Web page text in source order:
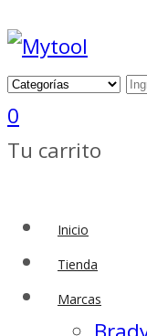
0
Tu carrito
Inicio
Tienda
Marcas